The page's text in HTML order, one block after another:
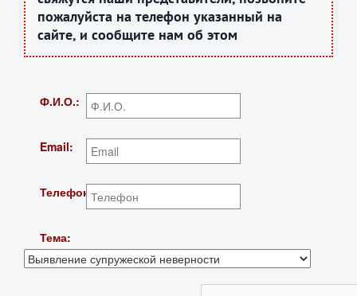
пожалуйста на телефон указанный на
сайте, и сообщите нам об этом
Ф.И.О.:
Email:
Телефон:
Тема: